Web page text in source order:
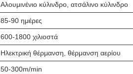
Αλουμινένιο κύλινδρο, ατσάλινο κύλινδρο
85-90 ημέρες
600-1800 χιλιοστά
Ηλεκτρική θέρμανση, θέρμανση αερίου
50-300m/min